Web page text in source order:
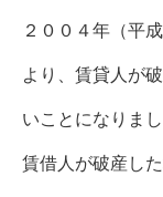
２００４年（平
より、賃貸人が
いことになりま
賃借人が破産し